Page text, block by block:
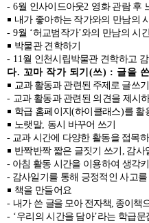
- 6월 인사이드아웃2 영화 관람 후
￭ 내가 좋아하는 작가와의 만남의
- 9월 ‘허교범작가’와의 만남의 시
￭ 박물관 견학하기
- 11월 인천시립박물관 견학하고 감
다. 꼬마 작가 되기 (쓰) : 글을
￭ 교과 활동과 관련된 주제로 글쓰기
- 교과 활동과 관련된 의견을 제시
￭ 학급 홈페이지(하이클래스)를 활
￭ 노랫말, 동시 바꾸어 쓰기
- 교과 시간에 다양한 활동을 접목
￭ 반짝반짝 짧은 글짓기 쓰기 , 감사
- 아침 활동 시간을 이용하여 생각
- 감사일기를 통해 긍정적인 사고
￭ 책을 만들어요
- 내가 쓴 글을 모아 전자책, 종이책
- ‘우리의 시간을 담아’라는 학급문